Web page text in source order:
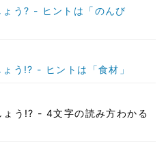
ょう? - ヒントは「のんび
う!? - ヒントは「食材」
ょう!? - 4文字の読み方わかる